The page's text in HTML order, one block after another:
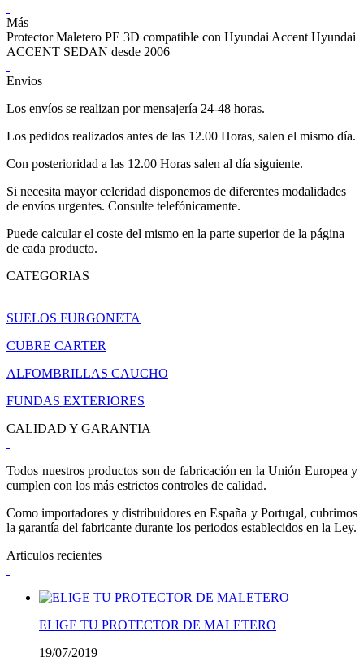
Más
Protector Maletero PE 3D compatible con Hyundai Accent Hyundai
ACCENT SEDAN desde 2006
Envios
Los envíos se realizan por mensajería 24-48 horas.
Los pedidos realizados antes de las 12.00 Horas, salen el mismo día.
Con posterioridad a las 12.00 Horas salen al día siguiente.
Si necesita mayor celeridad disponemos de diferentes modalidades
de envíos urgentes. Consulte telefónicamente.
Puede calcular el coste del mismo en la parte superior de la página
de cada producto.
CATEGORIAS
SUELOS FURGONETA
CUBRE CARTER
ALFOMBRILLAS CAUCHO
FUNDAS EXTERIORES
CALIDAD Y GARANTIA
Todos nuestros productos son de fabricación en la Unión Europea y
cumplen con los más estrictos controles de calidad.
Como importadores y distribuidores en España y Portugal, cubrimos
la garantía del fabricante durante los periodos establecidos en la Ley.
Articulos recientes
ELIGE TU PROTECTOR DE MALETERO
19/07/2019